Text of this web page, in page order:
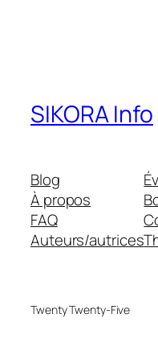
SIKORA Info
Blog
À propos
FAQ
Auteurs/autrices
Twenty Twenty-Five